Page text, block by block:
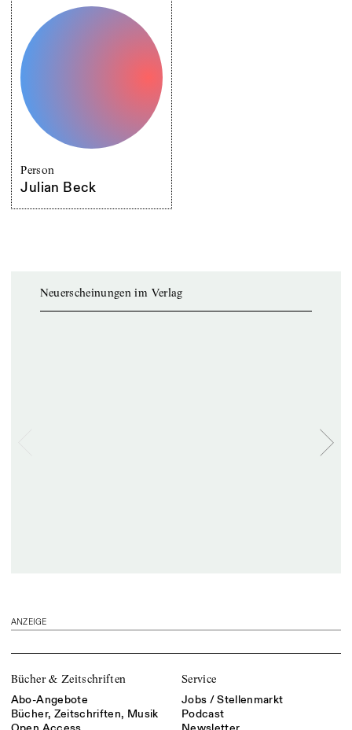
Person
Julian Beck
Neuerscheinungen im Verlag
ANZEIGE
Bücher & Zeitschriften
Abo-Angebote
Bücher, Zeitschriften, Musik
Service
Jobs / Stellenmarkt
Podcast